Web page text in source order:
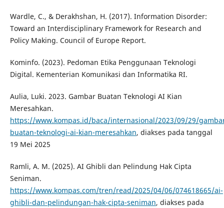
Wardle, C., & Derakhshan, H. (2017). Information Disorder:
Toward an Interdisciplinary Framework for Research and
Policy Making. Council of Europe Report.
Kominfo. (2023). Pedoman Etika Penggunaan Teknologi
Digital. Kementerian Komunikasi dan Informatika RI.
Aulia, Luki. 2023. Gambar Buatan Teknologi AI Kian
Meresahkan.
https://www.kompas.id/baca/internasional/2023/09/29/
buatan-teknologi-ai-kian-meresahkan, diakses pada tanggal
19 Mei 2025
Ramli, A. M. (2025). AI Ghibli dan Pelindung Hak Cipta
Seniman.
https://www.kompas.com/tren/read/2025/04/06/074618665/ai-
ghibli-dan-pelindungan-hak-cipta-seniman, diakses pada